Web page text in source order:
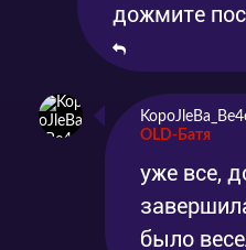
дожмите
OLD-Батя
уже все,
было